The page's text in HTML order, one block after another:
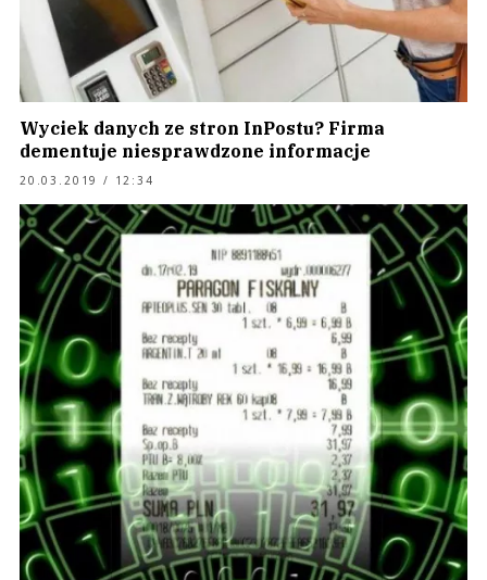
Wyciek danych ze stron InPostu? Firma
dementuje niesprawdzone informacje
20.03.2019 / 12:34